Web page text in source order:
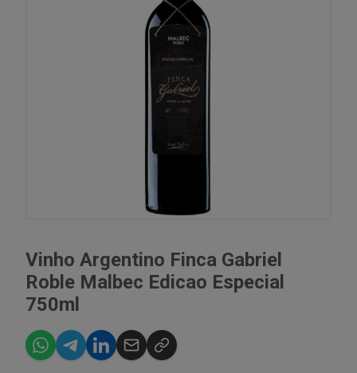
Vinho Argentino Finca Gabriel
Roble Malbec Edicao Especial
750ml